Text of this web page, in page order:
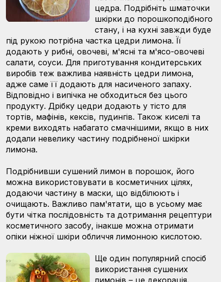
цедра. Подрібніть шматочки
шкірки до порошкоподібного
стану, і на кухні завжди буде
під рукою потрібна частка цедри лимона. Її
додають у рибні, овочеві, м'ясні та м'ясо-овочеві
салати, соуси. Для приготування кондитерських
виробів теж важлива наявність цедри лимона,
адже саме її додають для насиченого запаху.
Відповідно і випічка не обходиться без цього
продукту. Дрібку цедри додають у тісто для
тортів, мафінів, кексів, пудингів. Також киселі та
креми виходять набагато смачнішими, якщо в них
додали невелику частину подрібненої шкірки
лимона.
Подрібнивши сушений лимон в порошок, його
можна використовувати в косметичних цілях,
додаючи частину в маски, що відбілюють і
очищають. Важливо пам'ятати, що в усьому має
бути чітка послідовність та дотримання рецептури
косметичного засобу, інакше можна отримати
опіки ніжної шкіри обличчя лимонною кислотою.
Ще один популярний спосіб
використання сушених
лимонів – це декорація.